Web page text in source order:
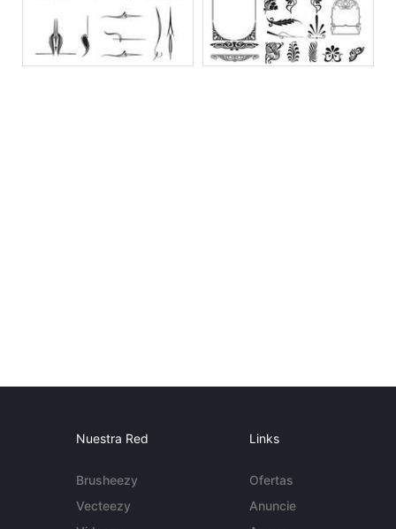
Nuestra Red
Brusheezy
Vecteezy
Links
Ofertas
Anuncie